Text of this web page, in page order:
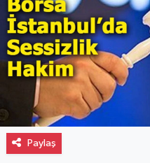
Paylaş